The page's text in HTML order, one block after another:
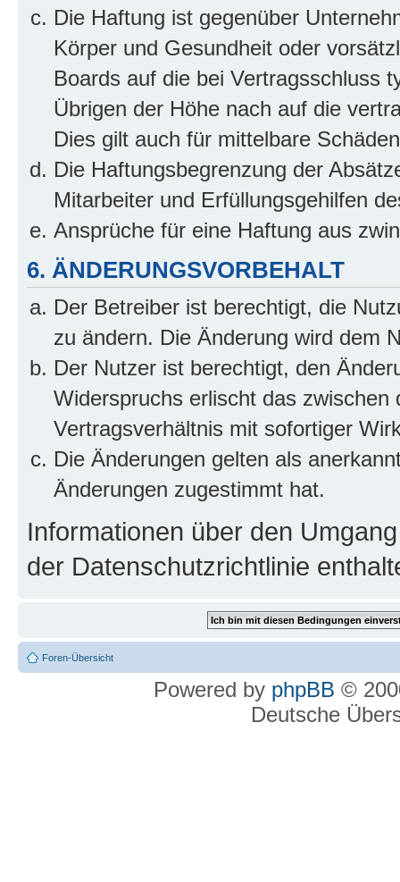
Die Haftung ist gegenüber
Körper und Gesundheit oder
Boards auf die bei Vertragsschluss
Übrigen der Höhe nach auf die
Dies gilt auch für mittelbare
Die Haftungsbegrenzung der
Mitarbeiter und Erfüllungsgehilfen
Ansprüche für eine Haftung aus
6. ÄNDERUNGSVORBEHALT
Der Betreiber ist berechtigt, die
zu ändern. Die Änderung wird dem
Der Nutzer ist berechtigt, den
Widerspruchs erlischt das
Vertragsverhältnis mit sofortiger
Die Änderungen gelten als
Änderungen zugestimmt hat.
Informationen über den
der Datenschutzrichtlinie
Foren-Übersicht
Powered by phpBB ©
Deutsche